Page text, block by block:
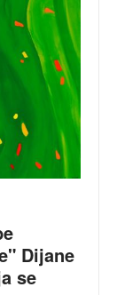
Dijane
se